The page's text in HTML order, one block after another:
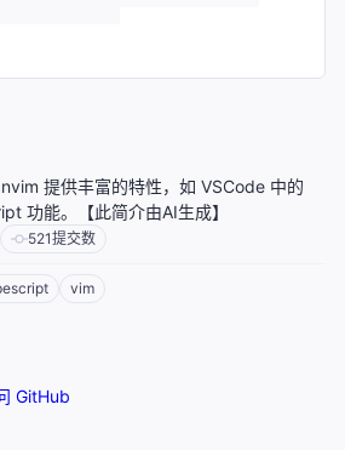
提供丰富的特性，如 VSCode 中的
功能。【此简介由AI生成】
521提交数
vim
GitHub